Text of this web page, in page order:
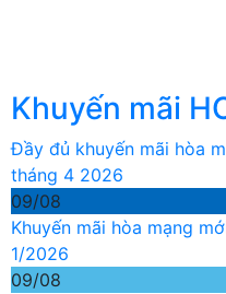
Khuyến mãi
Đầy đủ khuyến mãi hòa
tháng 4 2026
09/08
Khuyến mãi hòa mạng
1/2026
09/08